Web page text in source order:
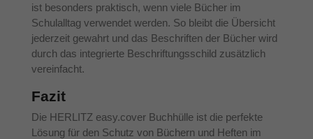
ist besonders praktisch, wenn viele Bücher im
Schulalltag verwendet werden. So bleibt die Übersicht
jederzeit gewahrt und das Beschriften der Bücher wird
durch das integrierte Beschriftungsschild zusätzlich
vereinfacht.
Fazit
Die HERLITZ easy.cover Buchhülle ist die perfekte
Lösung für den Schutz von Büchern und Heften im